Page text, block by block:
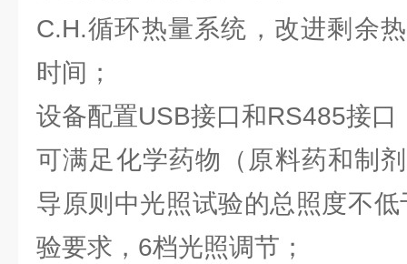
C.H.循环热量系统，改进剩余
时间；
设备配置USB接口和RS485接口
可满足化学药物（原料药和制
导原则中光照试验的总照度不
验要求，6档光照调节；